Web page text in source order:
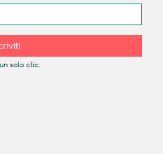
solo clic.